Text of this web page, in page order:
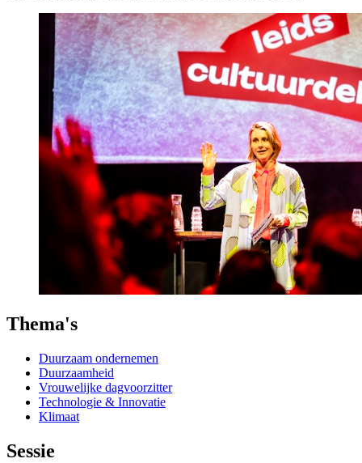
Thema's
Duurzaam ondernemen
Duurzaamheid
Vrouwelijke dagvoorzitter
Technologie & Innovatie
Klimaat
Sessie